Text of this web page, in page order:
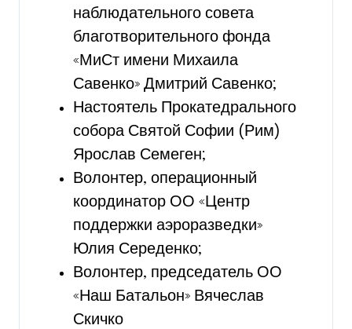
наблюдательного совета
благотворительного фонда
«МиСт имени Михаила
Савенко» Дмитрий Савенко;
Настоятель Прокатедрального
собора Святой Софии (Рим)
Ярослав Семеген;
Волонтер, операционный
координатор ОО «Центр
поддержки аэроразведки»
Юлия Середенко;
Волонтер, председатель ОО
«Наш Батальон» Вячеслав
Скичко